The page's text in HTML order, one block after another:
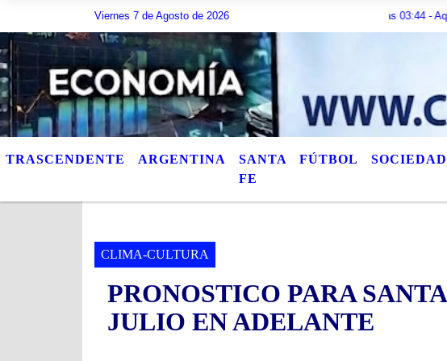
Viernes 7 de Agosto de 2026
Hoy es Viernes 7 de Agosto de 2026 y son las 03:44 - AquÃ­
TRASCENDENTE ARGENTINA
SANTA
FE
FÚTBOL SOCIEDAD
CLIMA-CULTURA
PRONOSTICO PARA
JULIO EN ADELANTE